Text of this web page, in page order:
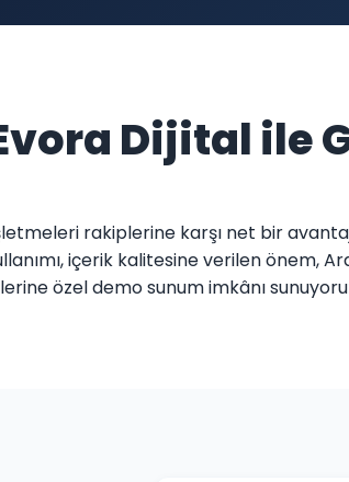
Dijital ile
rakiplerine karşı net bir
içerik kalitesine verilen önem,
özel demo sunum imkânı